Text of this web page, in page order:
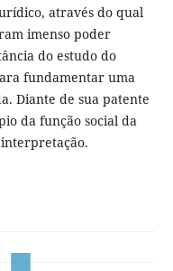
através do qual
imenso poder
do estudo do
fundamentar uma
Diante de sua patente
da função social da